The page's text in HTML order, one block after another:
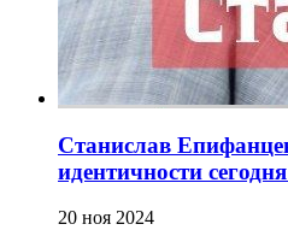
Станислав
идентичности
20 ноя 2024